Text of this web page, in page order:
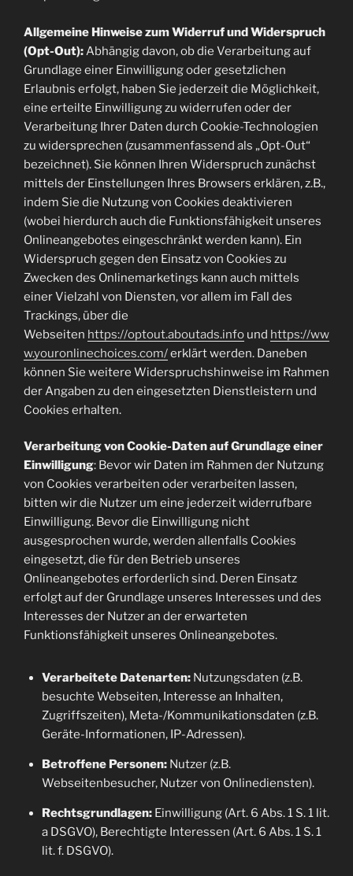
Allgemeine Hinweise zum Widerruf und Widerspruch
(Opt-Out): Abhängig davon, ob die Verarbeitung auf
Grundlage einer Einwilligung oder gesetzlichen
Erlaubnis erfolgt, haben Sie jederzeit die Möglichkeit,
eine erteilte Einwilligung zu widerrufen oder der
Verarbeitung Ihrer Daten durch Cookie-Technologien
zu widersprechen (zusammenfassend als „Opt-Out“
bezeichnet). Sie können Ihren Widerspruch zunächst
mittels der Einstellungen Ihres Browsers erklären, z.B.,
indem Sie die Nutzung von Cookies deaktivieren
(wobei hierdurch auch die Funktionsfähigkeit unseres
Onlineangebotes eingeschränkt werden kann). Ein
Widerspruch gegen den Einsatz von Cookies zu
Zwecken des Onlinemarketings kann auch mittels
einer Vielzahl von Diensten, vor allem im Fall des
Trackings, über die
Webseiten https://optout.aboutads.info und https://ww
w.youronlinechoices.com/erklärt werden. Daneben
können Sie weitere Widerspruchshinweise im Rahmen
der Angaben zu den eingesetzten Dienstleistern und
Cookies erhalten.
Verarbeitung von Cookie-Daten auf Grundlage einer
Einwilligung: Bevor wir Daten im Rahmen der Nutzung
von Cookies verarbeiten oder verarbeiten lassen,
bitten wir die Nutzer um eine jederzeit widerrufbare
Einwilligung. Bevor die Einwilligung nicht
ausgesprochen wurde, werden allenfalls Cookies
eingesetzt, die für den Betrieb unseres
Onlineangebotes erforderlich sind. Deren Einsatz
erfolgt auf der Grundlage unseres Interesses und des
Interesses der Nutzer an der erwarteten
Funktionsfähigkeit unseres Onlineangebotes.
Verarbeitete Datenarten:Nutzungsdaten (z.B.
besuchte Webseiten, Interesse an Inhalten,
Zugriffszeiten), Meta-/Kommunikationsdaten (z.B.
Geräte-Informationen, IP-Adressen).
Betroffene Personen:Nutzer (z.B.
Webseitenbesucher, Nutzer von Onlinediensten).
Rechtsgrundlagen:Einwilligung (Art. 6 Abs. 1 S. 1 lit.
a DSGVO), Berechtigte Interessen (Art. 6 Abs. 1 S. 1
lit. f. DSGVO).